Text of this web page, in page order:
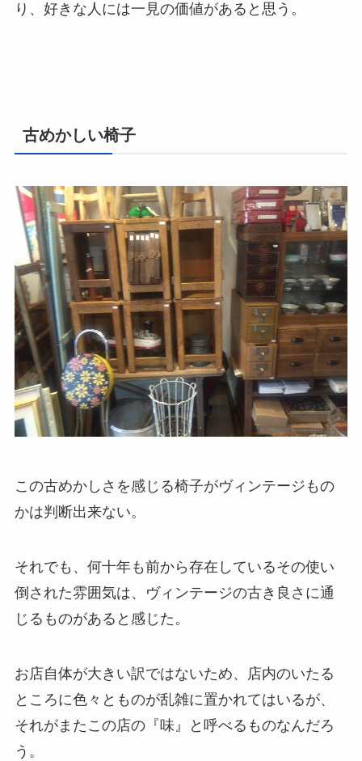
り、好きな人には一見の価値があると思う。
古めかしい椅子
この古めかしさを感じる椅子がヴィンテージもの
かは判断出来ない。
それでも、何十年も前から存在しているその使い
倒された雰囲気は、ヴィンテージの古き良さに通
じるものがあると感じた。
お店自体が大きい訳ではないため、店内のいたる
ところに色々とものが乱雑に置かれてはいるが、
それがまたこの店の『味』と呼べるものなんだろ
う。